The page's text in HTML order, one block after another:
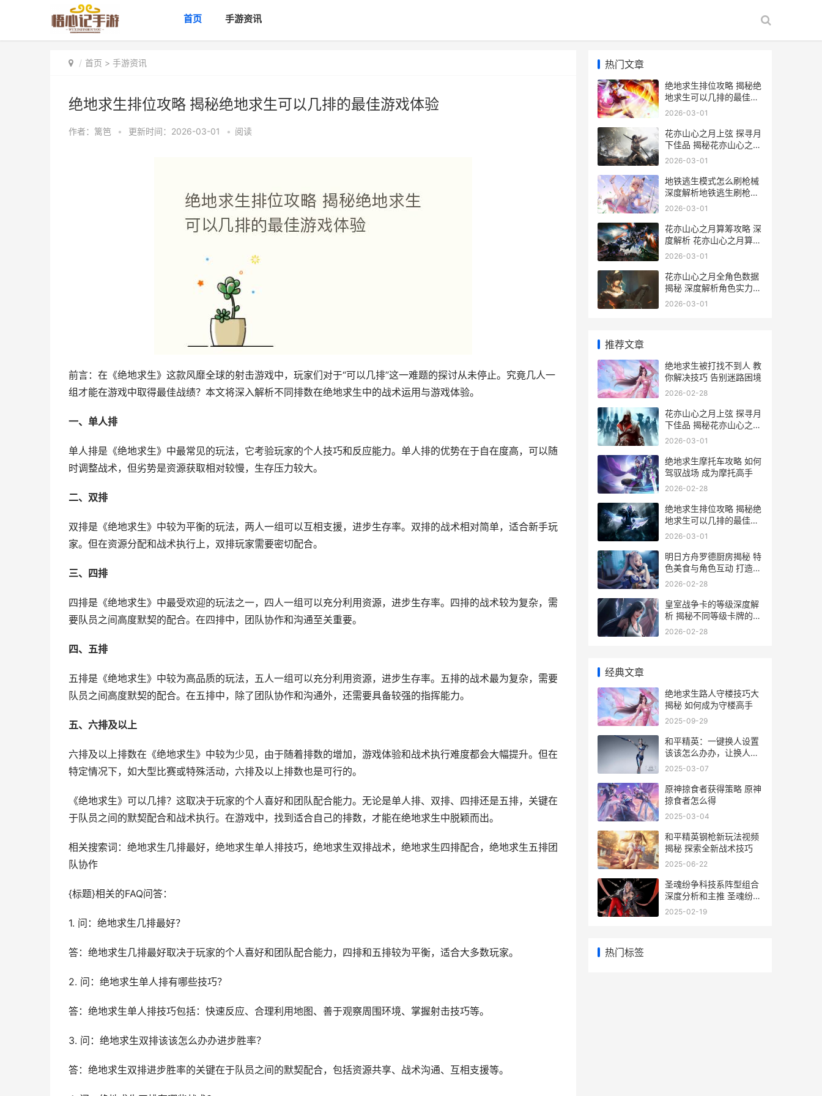
首页 手游资讯
首页 > 手游资讯
绝地求生排位攻略 揭秘绝地求生可以几排的最佳游戏体验
作者： 篱笆 • 更新时间：2026-03-01 • 阅读
前言：在《绝地求生》这款风靡全球的射击游戏中，玩家们对于“可以几排”这一难题的探讨从未停止。究竟几人一
组才能在游戏中取得最佳战绩？本文将深入解析不同排数在绝地求生中的战术运用与游戏体验。
一、单人排
单人排是《绝地求生》中最常见的玩法，它考验玩家的个人技巧和反应能力。单人排的优势在于自在度高，可以随
时调整战术，但劣势是资源获取相对较慢，生存压力较大。
二、双排
双排是《绝地求生》中较为平衡的玩法，两人一组可以互相支援，进步生存率。双排的战术相对简单，适合新手玩
家。但在资源分配和战术执行上，双排玩家需要密切配合。
三、四排
四排是《绝地求生》中最受欢迎的玩法之一，四人一组可以充分利用资源，进步生存率。四排的战术较为复杂，需
要队员之间高度默契的配合。在四排中，团队协作和沟通至关重要。
四、五排
五排是《绝地求生》中较为高品质的玩法，五人一组可以充分利用资源，进步生存率。五排的战术最为复杂，需要
队员之间高度默契的配合。在五排中，除了团队协作和沟通外，还需要具备较强的指挥能力。
五、六排及以上
六排及以上排数在《绝地求生》中较为少见，由于随着排数的增加，游戏体验和战术执行难度都会大幅提升。但在
特定情况下，如大型比赛或特殊活动，六排及以上排数也是可行的。
《绝地求生》可以几排？这取决于玩家的个人喜好和团队配合能力。无论是单人排、双排、四排还是五排，关键在
于队员之间的默契配合和战术执行。在游戏中，找到适合自己的排数，才能在绝地求生中脱颖而出。
相关搜索词：绝地求生几排最好，绝地求生单人排技巧，绝地求生双排战术，绝地求生四排配合，绝地求生五排团
队协作
{标题}相关的FAQ问答：
1. 问：绝地求生几排最好？
答：绝地求生几排最好取决于玩家的个人喜好和团队配合能力，四排和五排较为平衡，适合大多数玩家。
2. 问：绝地求生单人排有哪些技巧？
答：绝地求生单人排技巧包括：快速反应、合理利用地图、善于观察周围环境、掌握射击技巧等。
3. 问：绝地求生双排该该怎么办办进步胜率？
答：绝地求生双排进步胜率的关键在于队员之间的默契配合，包括资源共享、战术沟通、互相支援等。
热门文章
绝地求生排位攻略 揭秘绝
地求生可以几排的最佳游
戏体验
2026-03-01
花亦山心之月上弦 探寻月
下佳品 揭秘花亦山心之月
上弦的神秘魅力
2026-03-01
地铁逃生模式怎么刷枪械
深度解析地铁逃生刷枪技
巧与攻略
2026-03-01
花亦山心之月算筹攻略 深
度解析 花亦山心之月算筹
怎么玩 技巧与玩法
2026-03-01
花亦山心之月全角色数据
揭秘 深度解析角色实力与
互动策略
2026-03-01
推荐文章
绝地求生被打找不到人 教
你解决技巧 告别迷路困境
2026-02-28
花亦山心之月上弦 探寻月
下佳品 揭秘花亦山心之月
上弦的神秘魅力
2026-03-01
绝地求生摩托车攻略 如何
驾驭战场 成为摩托高手
2026-02-28
绝地求生排位攻略 揭秘绝
地求生可以几排的最佳游
戏体验
2026-03-01
明日方舟罗德厨房揭秘 特
色美食与角色互动 打造独
特游戏体验
2026-02-28
皇室战争卡的等级深度解
析 揭秘不同等级卡牌的实
战价值
2026-02-28
经典文章
绝地求生路人守楼技巧大
揭秘 如何成为守楼高手
2025-09-29
和平精英：一键换人设置
该该怎么办办，让换人更
快更顺畅
2025-03-07
原神掠食者获得策略 原神
掠食者怎么得
2025-03-04
和平精英钢枪新玩法视频
揭秘 探索全新战术技巧
2025-06-22
圣魂纷争科技系阵型组合
深度分析和主推 圣魂纷争
科技系新英雄有哪些
2025-02-19
热门标签